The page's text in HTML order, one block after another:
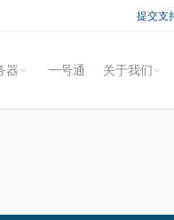
提交支
器 一号通 关于我们